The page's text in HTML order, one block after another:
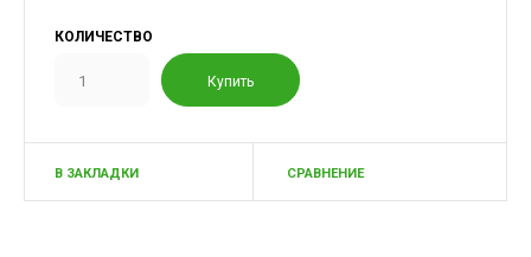
КОЛИЧЕСТВО
В ЗАКЛАДКИ СРАВНЕНИЕ